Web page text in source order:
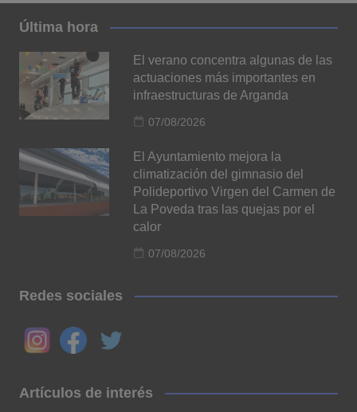
Última hora
El verano concentra algunas de las
actuaciones más importantes en
infraestructuras de Arganda
07/08/2026
El Ayuntamiento mejora la
climatización del gimnasio del
Polideportivo Virgen del Carmen de
La Poveda tras las quejas por el
calor
07/08/2026
Redes sociales
Artículos de interés